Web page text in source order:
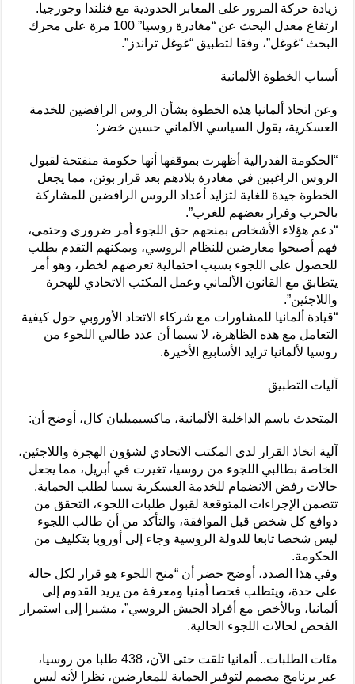
زيادة حركة المرور على المعابر الحدودية مع فنلندا وجورجيا.
ارتفاع معدل البحث عن “مغادرة روسيا” 100 مرة على محرك
البحث “غوغل”، وفقا لتطبيق “غوغل تراندز”.
أسباب الخطوة الألمانية
وعن اتخاذ ألمانيا هذه الخطوة بشأن الروس الرافضين للخدمة
العسكرية، يقول السياسي الألماني حسين خضر:
“الحكومة الفدرالية أظهرت بموقفها أنها حكومة منفتحة لقبول
الروس الراغبين في مغادرة بلادهم بعد قرار بوتن، مما يجعل
الخطوة جيدة للغاية لتزايد أعداد الروس الرافضين للمشاركة
بالحرب وفرار بعضهم للغرب”.
“دعم هؤلاء الأشخاص بمنحهم حق اللجوء أمر ضروري وحتمي،
فهم أصبحوا معارضين للنظام الروسي، ويمكنهم التقدم بطلب
للحصول على اللجوء بسبب احتمالية تعرضهم لخطر، وهو أمر
يتطابق مع القانون الألماني وعمل المكتب الاتحادي للهجرة
واللاجئين”.
“قيادة ألمانيا للمشاورات مع شركاء الاتحاد الأوروبي حول كيفية
التعامل مع هذه الظاهرة، لا سيما أن عدد طالبي اللجوء من
روسيا لألمانيا تزايد الأسابيع الأخيرة.
آليات التطبيق
المتحدث باسم الداخلية الألمانية، ماكسيميليان كال، أوضح أن:
آلية اتخاذ القرار لدى المكتب الاتحادي لشؤون الهجرة واللاجئين،
الخاصة بطالبي اللجوء من روسيا، تغيرت في أبريل، مما يجعل
حالات رفض الانضمام للخدمة العسكرية سببا لطلب الحماية.
تتضمن الإجراءات المتوقعة لقبول طلبات اللجوء، التحقق من
دوافع كل شخص قبل الموافقة، والتأكد من أن طالب اللجوء
ليس شخصا تابعا للدولة الروسية وجاء إلى أوروبا بتكليف من
الحكومة.
وفي هذا الصدد، أوضح خضر أن “منح اللجوء هو قرار لكل حالة
على حدة، ويتطلب فحصا أمنيا ومعرفة من يريد القدوم إلى
ألمانيا، وبالأخص مع أفراد الجيش الروسي”، مشيرا إلى استمرار
الفحص لحالات اللجوء الحالية.
مئات الطلبات.. ألمانيا تلقت حتى الآن، 438 طلبا من روسيا،
عبر برنامج مصمم لتوفير الحماية للمعارضين، نظرا لأنه ليس